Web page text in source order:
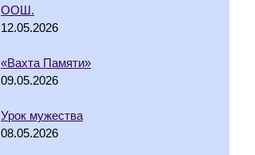
ООШ.
12.05.2026
«Вахта Памяти»
09.05.2026
Урок мужества
08.05.2026